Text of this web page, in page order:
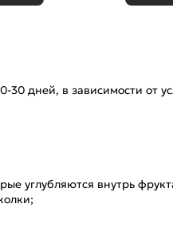
30 дней, в зависимости
углубляются внутрь